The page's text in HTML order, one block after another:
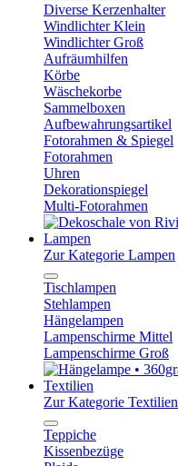
Diverse Kerzenhalter
Windlichter Klein
Windlichter Groß
Aufräumhilfen
Körbe
Wäschekorbe
Sammelboxen
Aufbewahrungsartikel
Fotorahmen & Spiegel
Fotorahmen
Uhren
Dekorationspiegel
Multi-Fotorahmen
Lampen
Zur Kategorie Lampen
Tischlampen
Stehlampen
Hängelampen
Lampenschirme Mittel
Lampenschirme Groß
Textilien
Zur Kategorie Textilien
Teppiche
Kissenbezüge